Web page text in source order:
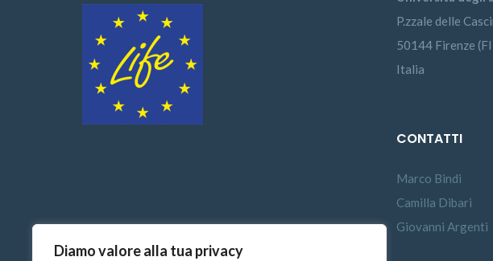
Diamo valore alla tua privacy
P.zzale delle
50144 Firenze
Italia
CONTATTI
Marco Bindi
Camilla Dibari
Giovanni Argenti